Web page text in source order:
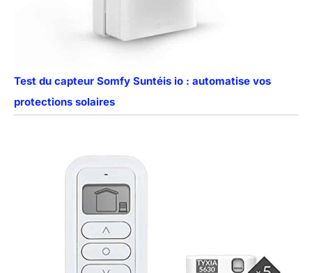
Test du capteur Somfy Suntéis io : automatise vos
protections solaires